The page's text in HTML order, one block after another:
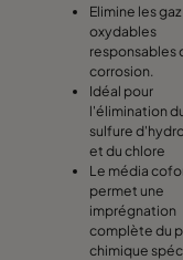
Elimine les
oxydables
responsables
corrosion.
Idéal pour
l'élimination
sulfure
et du chlore
Le média
permet une
imprégnation
complète du
chimique